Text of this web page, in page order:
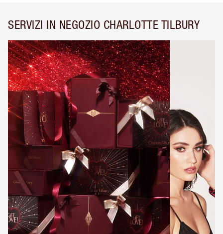
SERVIZI IN NEGOZIO CHARLOTTE TILBURY